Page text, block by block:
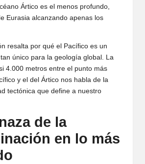
Ártico es el menos profundo,
Eurasia alcanzando apenas los
resalta por qué el Pacífico es un
único para la geología global. La
4.000 metros entre el punto más
y el del Ártico nos habla de la
tectónica que define a nuestro
de la
en lo más